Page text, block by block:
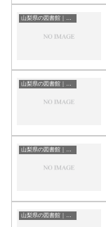
山梨県の図書館｜勉強できる場所
山梨県の図書館｜勉強できる場所